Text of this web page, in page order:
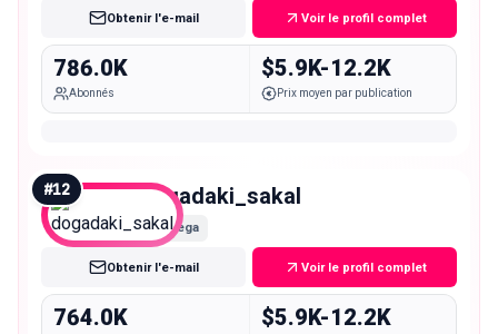
Obtenir l'e-mail Voir le profil complet
786.0K
Abonnés
$5.9K-12.2K
Prix moyen par publication
#12 dogadaki_sakal
Mega
Obtenir l'e-mail Voir le profil complet
764.0K $5.9K-12.2K